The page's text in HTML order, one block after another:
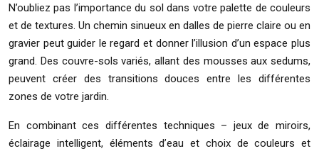
N’oubliez pas l’importance du sol dans votre palette de couleurs
et de textures. Un chemin sinueux en dalles de pierre claire ou en
gravier peut guider le regard et donner l’illusion d’un espace plus
grand. Des couvre-sols variés, allant des mousses aux sedums,
peuvent créer des transitions douces entre les différentes
zones de votre jardin.
En combinant ces différentes techniques – jeux de miroirs,
éclairage intelligent, éléments d’eau et choix de couleurs et